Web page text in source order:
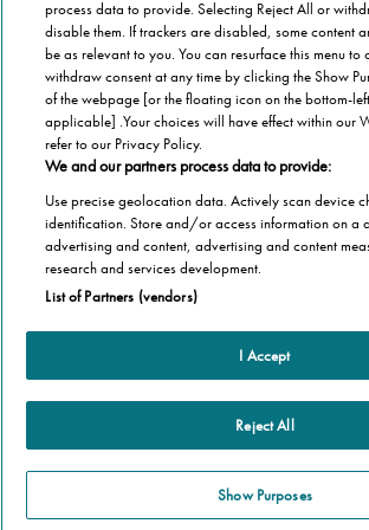
»
Categorie
Casa
Terza Età
Famiglia
Cookie Policy
Privacy Policy
Altre informazioni
Stannah @ 2026
process data to provide. Selecting Reject All or
disable them. If trackers are disabled, some content
be as relevant to you. You can resurface this menu
withdraw consent at any time by clicking the Show
of the webpage [or the floating icon on the bottom-
applicable] .Your choices will have effect within our
refer to our Privacy Policy.
We and our partners process data to provide:
Use precise geolocation data. Actively scan device
identification. Store and/or access information on a
advertising and content, advertising and content
research and services development.
List of Partners (vendors)
I Accept
Reject All
Show Purposes